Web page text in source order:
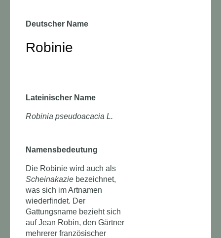
Deutscher Name
Robinie
Lateinischer Name
Robinia pseudoacacia L.
Namensbedeutung
Die Robinie wird auch als
Scheinakazie bezeichnet,
was sich im Artnamen
wiederfindet. Der
Gattungsname bezieht sich
auf Jean Robin, den Gärtner
mehrerer französischer